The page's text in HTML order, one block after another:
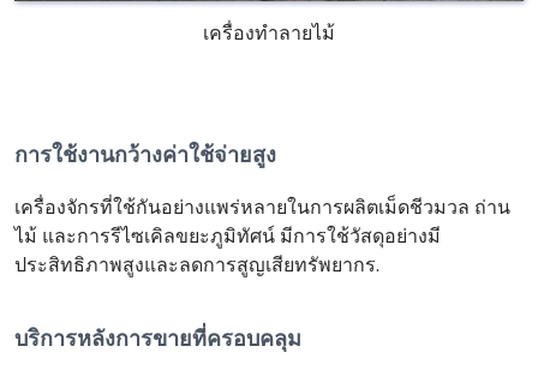
เครื่องทำลายไม้
การใช้งานกว้างค่าใช้จ่ายสูง
เครื่องจักรที่ใช้กันอย่างแพร่หลายในการผลิตเม็ดชีวมวล ถ่าน
ไม้ และการรีไซเคิลขยะภูมิทัศน์ มีการใช้วัสดุอย่างมี
ประสิทธิภาพสูงและลดการสูญเสียทรัพยากร.
บริการหลังการขายที่ครอบคลุม